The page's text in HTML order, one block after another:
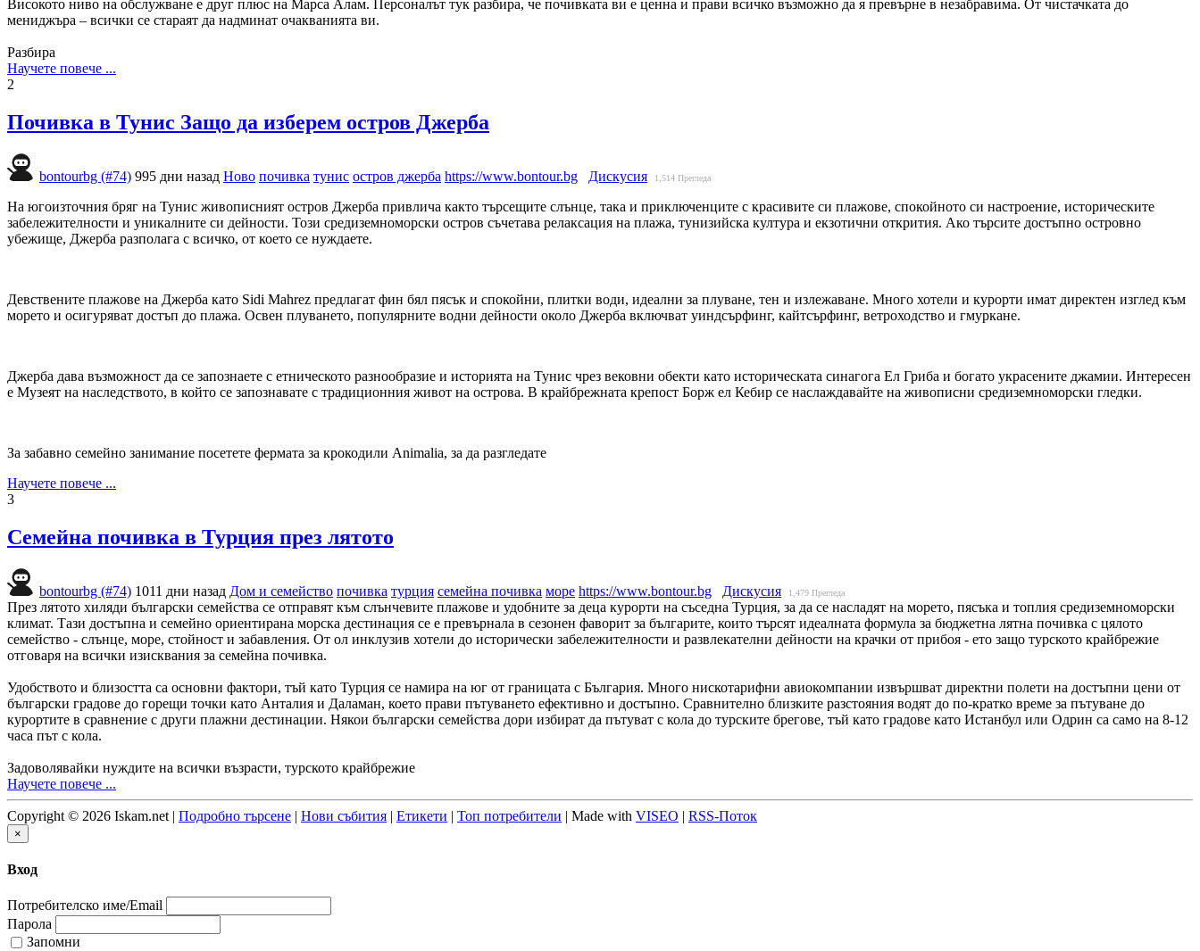
Високото ниво на обслужване е друг плюс на Марса Алам. Персоналът тук разбира, че почивката ви е ценна и прави всичко възможно да я превърне в незабравима. От чистачката до
мениджъра – всички се стараят да надминат очакванията ви.
Разбира
Научете повече ...
2
Почивка в Тунис Защо да изберем остров Джерба
bontourbg (#74) 995 дни назад Ново почивка тунис остров джерба https://www.bontour.bg Дискусия 1,514 Прегледа
На югоизточния бряг на Тунис живописният остров Джерба привлича както търсещите слънце, така и приключенците с красивите си плажове, спокойното си настроение, историческите
забележителности и уникалните си дейности. Този средиземноморски остров съчетава релаксация на плажа, тунизийска култура и екзотични открития. Ако търсите достъпно островно
убежище, Джерба разполага с всичко, от което се нуждаете.
Девствените плажове на Джерба като Sidi Mahrez предлагат фин бял пясък и спокойни, плитки води, идеални за плуване, тен и излежаване. Много хотели и курорти имат директен изглед към
морето и осигуряват достъп до плажа. Освен плуването, популярните водни дейности около Джерба включват уиндсърфинг, кайтсърфинг, ветроходство и гмуркане.
Джерба дава възможност да се запознаете с етническото разнообразие и историята на Тунис чрез вековни обекти като историческата синагога Ел Гриба и богато украсените джамии. Интересен
е Музеят на наследството, в който се запознавате с традиционния живот на острова. В крайбрежната крепост Борж ел Кебир се наслаждавайте на живописни средиземноморски гледки.
За забавно семейно занимание посетете фермата за крокодили Animalia, за да разгледате
Научете повече ...
3
Семейна почивка в Турция през лятото
bontourbg (#74) 1011 дни назад Дом и семейство почивка турция семейна почивка море https://www.bontour.bg Дискусия 1,479 Прегледа
През лятото хиляди български семейства се отправят към слънчевите плажове и удобните за деца курорти на съседна Турция, за да се насладят на морето, пясъка и топлия средиземноморски
климат. Тази достъпна и семейно ориентирана морска дестинация се е превърнала в сезонен фаворит за българите, които търсят идеалната формула за бюджетна лятна почивка с цялото
семейство - слънце, море, стойност и забавления. От ол инклузив хотели до исторически забележителности и развлекателни дейности на крачки от прибоя - ето защо турското крайбрежие
отговаря на всички изисквания за семейна почивка.
Удобството и близостта са основни фактори, тъй като Турция се намира на юг от границата с България. Много нискотарифни авиокомпании извършват директни полети на достъпни цени от
български градове до горещи точки като Анталия и Даламан, което прави пътуването ефективно и достъпно. Сравнително близките разстояния водят до по-кратко време за пътуване до
курортите в сравнение с други плажни дестинации. Някои български семейства дори избират да пътуват с кола до турските брегове, тъй като градове като Истанбул или Одрин са само на 8-12
часа път с кола.
Задоволявайки нуждите на всички възрасти, турското крайбрежие
Научете повече ...
Copyright © 2026 Iskam.net | Подробно търсене | Нови събития | Етикети | Топ потребители | Made with VISEO | RSS-Поток
×
Вход
Потребителско име/Email
Парола
Запомни